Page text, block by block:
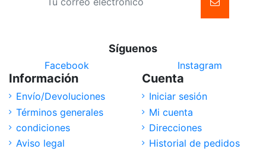
Síguenos
Facebook Instagram
Información
Envío/Devoluciones
Términos generales
condiciones
Aviso legal
Cuenta
Iniciar sesión
Mi cuenta
Direcciones
Historial de pedidos